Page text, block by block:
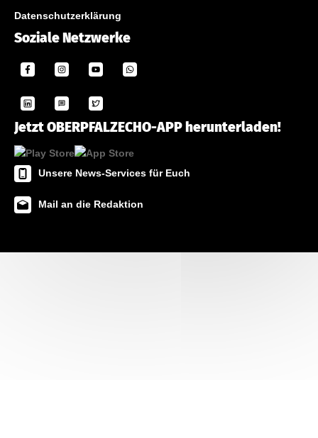
Datenschutzerklärung
Soziale Netzwerke
Jetzt OBERPFALZECHO-APP herunterladen!
Unsere News-Services für Euch
Mail an die Redaktion